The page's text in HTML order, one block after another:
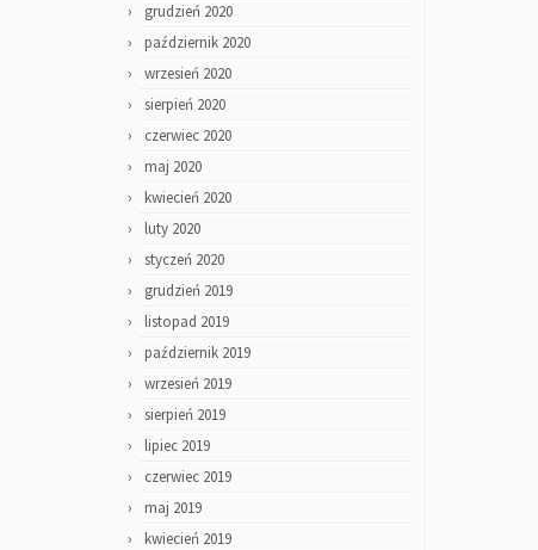
grudzień 2020
październik 2020
wrzesień 2020
sierpień 2020
czerwiec 2020
maj 2020
kwiecień 2020
luty 2020
styczeń 2020
grudzień 2019
listopad 2019
październik 2019
wrzesień 2019
sierpień 2019
lipiec 2019
czerwiec 2019
maj 2019
kwiecień 2019